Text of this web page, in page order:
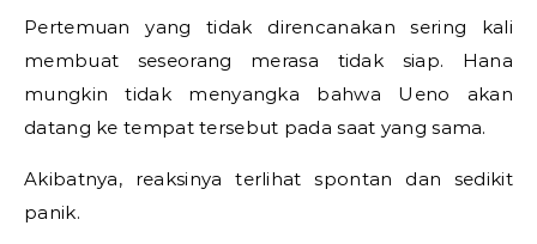
Pertemuan yang tidak direncanakan sering kali
membuat seseorang merasa tidak siap. Hana
mungkin tidak menyangka bahwa Ueno akan
datang ke tempat tersebut pada saat yang sama.
Akibatnya, reaksinya terlihat spontan dan sedikit
panik.